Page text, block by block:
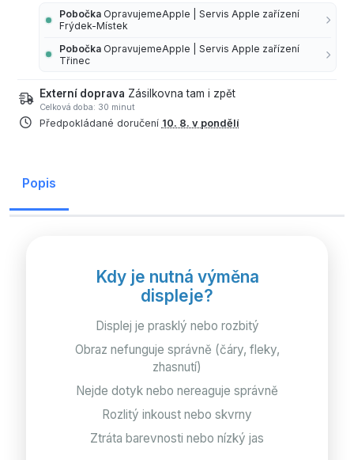
Pobočka OpravujemeApple | Servis Apple zařízení
Frýdek-Místek
Pobočka OpravujemeApple | Servis Apple zařízení
Třinec
Externí doprava Zásilkovna tam i zpět
Celková doba: 30 minut
Předpokládané doručení 10. 8. v pondělí
Popis
Kdy je nutná výměna
displeje?
Displej je prasklý nebo rozbitý
Obraz nefunguje správně (čáry, fleky,
zhasnutí)
Nejde dotyk nebo nereaguje správně
Rozlitý inkoust nebo skvrny
Ztráta barevnosti nebo nízký jas